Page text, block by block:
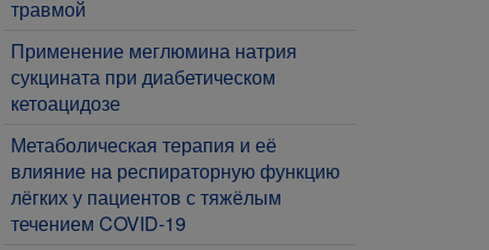
травмой
​Применение меглюмина натрия
сукцината при диабетическом
кетоацидозе
​Метаболическая терапия и её
влияние на респираторную функцию
лёгких у пациентов с тяжёлым
течением COVID-19